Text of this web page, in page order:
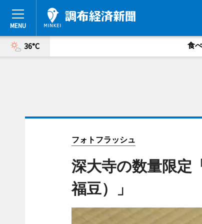
36°C 食
フォトフラッシュ
深大寺の数量限定
福豆）」